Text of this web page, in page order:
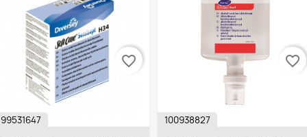
99531647
favorite_border
100938827
favorite_border